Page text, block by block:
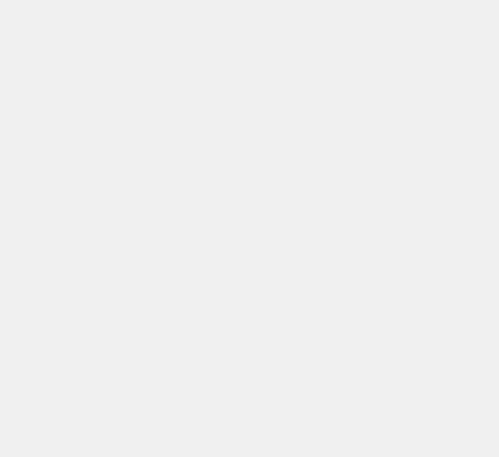
utilizarlas para
cookies, tu